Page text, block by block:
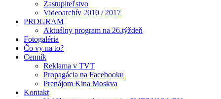
Zastupiteľstvo
Videoarchív 2010 / 2017
PROGRAM
Aktuálny program na 26.týždeň
Fotogaléria
Čo vy na to?
Cenník
Reklama v TVT
Propagácia na Facebooku
Prenájom Kina Moskva
Kontakt